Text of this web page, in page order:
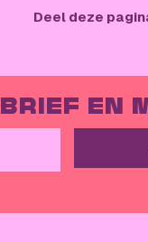
Deel deze
EN
GELIEVE